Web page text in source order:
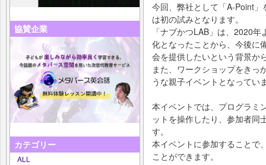
協賛企業
カテゴリー
ALL
今回、弊社として「A-Point
は初の試みとなります。
「ナブかつLAB」は、2020
化となったことから、今後に
会を提供したいという背景か
また、ワークショップをきっ
うな親子イベントとなってい
本イベントでは、プログラミ
ットを操作したり、参加者同
す。
本イベントに参加することで
ことができます。